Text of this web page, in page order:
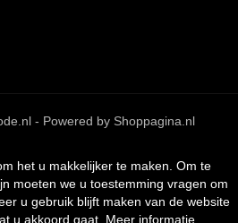
- Powered by Shoppagina.nl
het u makkelijker te maken. Om te
moeten we u toestemming vragen om
u gebruik blijft maken van de website
u akkoord gaat. Meer informatie